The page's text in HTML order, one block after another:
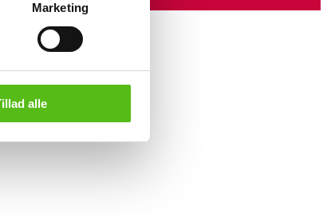
Marketing
alle